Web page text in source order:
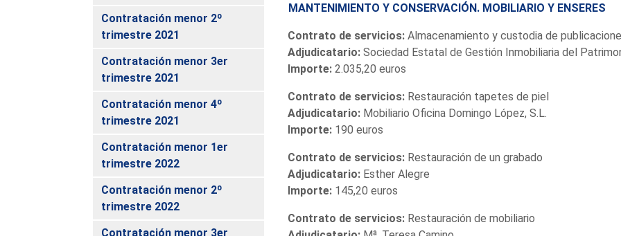
Contratación menor 2º
trimestre 2021
Contratación menor 3er
trimestre 2021
Contratación menor 4º
trimestre 2021
Contratación menor 1er
trimestre 2022
Contratación menor 2º
trimestre 2022
Contratación menor 3er
MANTENIMIENTO Y CONSERVACIÓN. MOBILIARIO Y ENSERES
Contrato de servicios: Almacenamiento y custodia de
Adjudicatario: Sociedad Estatal de Gestión Inmobiliaria del
Importe: 2.035,20 euros
Contrato de servicios: Restauración tapetes de piel
Adjudicatario: Mobiliario Oficina Domingo López, S.L.
Importe: 190 euros
Contrato de servicios: Restauración de un grabado
Adjudicatario: Esther Alegre
Importe: 145,20 euros
Contrato de servicios: Restauración de mobiliario